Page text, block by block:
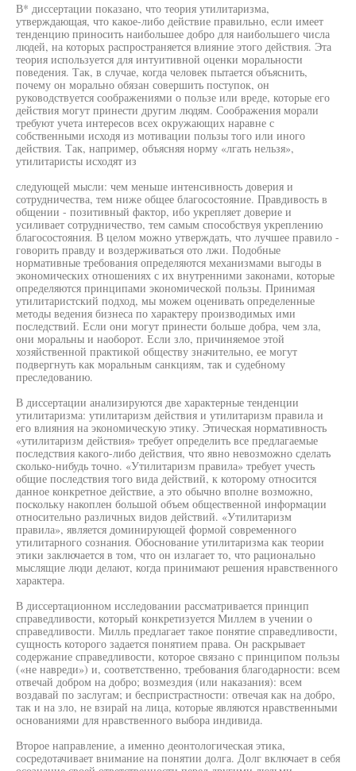
В* диссертации показано, что теория утилитаризма,
утверждающая, что какое-либо действие правильно, если имеет
тенденцию приносить наибольшее добро для наибольшего числа
людей, на которых распространяется влияние этого действия. Эта
теория используется для интуитивной оценки моральности
поведения. Так, в случае, когда человек пытается объяснить,
почему он морально обязан совершить поступок, он
руководствуется соображениями о пользе или вреде, которые его
действия могут принести другим людям. Соображения морали
требуют учета интересов всех окружающих наравне с
собственными исходя из мотивации пользы того или иного
действия. Так, например, объясняя норму «лгать нельзя»,
утилитаристы исходят из
следующей мысли: чем меньше интенсивность доверия и
сотрудничества, тем ниже общее благосостояние. Правдивость в
общении - позитивный фактор, ибо укрепляет доверие и
усиливает сотрудничество, тем самым способствуя укреплению
благосостояния. В целом можно утверждать, что лучшее правило -
говорить правду и воздерживаться ото лжи. Подобные
нормативные требования определяются механизмами выгоды в
экономических отношениях с их внутренними законами, которые
определяются принципами экономической пользы. Принимая
утилитаристский подход, мы можем оценивать определенные
методы ведения бизнеса по характеру производимых ими
последствий. Если они могут принести больше добра, чем зла,
они моральны и наоборот. Если зло, причиняемое этой
хозяйственной практикой обществу значительно, ее могут
подвергнуть как моральным санкциям, так и судебному
преследованию.
В диссертации анализируются две характерные тенденции
утилитаризма: утилитаризм действия и утилитаризм правила и
его влияния на экономическую этику. Этическая нормативность
«утилитаризм действия» требует определить все предлагаемые
последствия какого-либо действия, что явно невозможно сделать
сколько-нибудь точно. «Утилитаризм правила» требует учесть
общие последствия того вида действий, к которому относится
данное конкретное действие, а это обычно вполне возможно,
поскольку накоплен большой объем общественной информации
относительно различных видов действий. «Утилитаризм
правила», является доминирующей формой современного
утилитарного сознания. Обоснование утилитаризма как теории
этики заключается в том, что он излагает то, что рационально
мыслящие люди делают, когда принимают решения нравственного
характера.
В диссертационном исследовании рассматривается принцип
справедливости, который конкретизуется Миллем в учении о
справедливости. Милль предлагает такое понятие справедливости,
сущность которого задается понятием права. Он раскрывает
содержание справедливости, которое связано с принципом пользы
(«не навреди») и, соответственно, требования благодарности: всем
отвечай добром на добро; возмездия (или наказания): всем
воздавай по заслугам; и беспристрастности: отвечая как на добро,
так и на зло, не взирай на лица, которые являются нравственными
основаниями для нравственного выбора индивида.
Второе направление, а именно деонтологическая этика,
сосредотачивает внимание на понятии долга. Долг включает в себя